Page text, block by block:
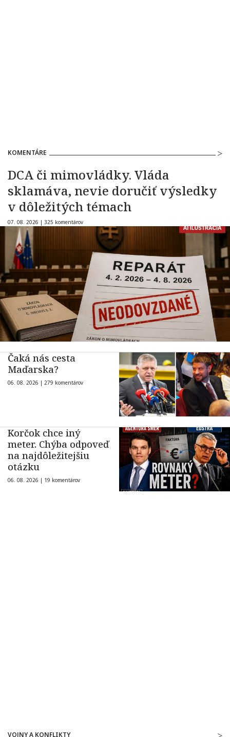
KOMENTÁRE
DCA či mimovládky. Vláda
sklamáva, nevie doručiť výsledky
v dôležitých témach
07. 08. 2026 | 325 komentárov
Čaká nás cesta
Maďarska?
06. 08. 2026 | 279 komentárov
Korčok chce iný
meter. Chýba odpoveď
na najdôležitejšiu
otázku
06. 08. 2026 | 19 komentárov
VOJNY A KONFLIKTY